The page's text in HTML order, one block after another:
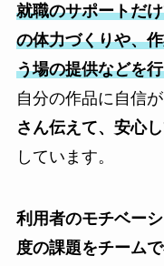
就職のサポートだ
の体力づくりや、
う場の提供などを
自分の作品に自信が
さん伝えて、安心
しています。
利用者のモチベー
度の課題をチーム